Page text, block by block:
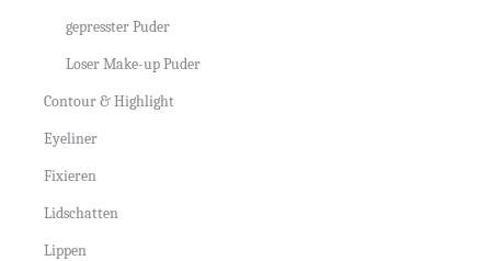
gepresster Puder
Loser Make-up Puder
Contour & Highlight
Eyeliner
Fixieren
Lidschatten
Lippen